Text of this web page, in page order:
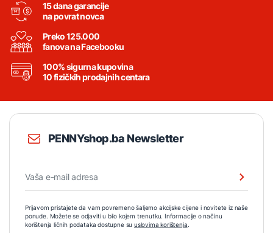
15 dana garancije
na povrat novca
Preko 125.000
fanova na Facebooku
100% sigurna kupovina
10 fizičkih prodajnih centara
PENNYshop.ba Newsletter
Prijavom pristajete da vam povremeno šaljemo akcijske cijene i novitete iz naše
ponude. Možete se odjaviti u bilo kojem trenutku. Informacije o načinu
korištenja ličnih podataka dostupne su uslovima korištenja.